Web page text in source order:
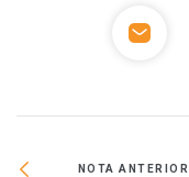
NOTA ANTERIOR